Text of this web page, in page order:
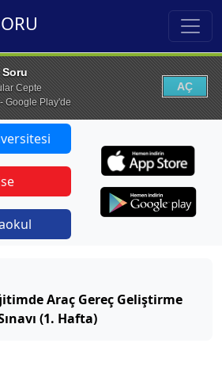
Soru
Cepte
Google Play'de
AÇ
Araç Gereç Geliştirme
(1. Hafta)